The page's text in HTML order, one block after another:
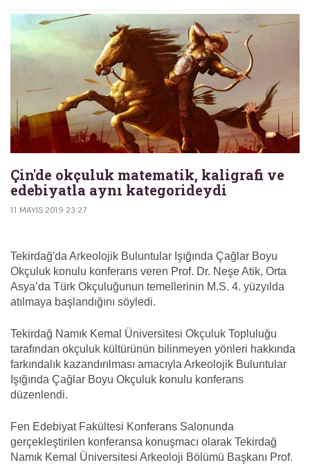
Çin'de okçuluk matematik, kaligrafi ve
edebiyatla aynı kategorideydi
11 MAYIS 2019 23:27
Tekirdağ'da Arkeolojik Buluntular Işığında Çağlar Boyu
Okçuluk konulu konferans veren Prof. Dr. Neşe Atik, Orta
Asya’da Türk Okçuluğunun temellerinin M.S. 4. yüzyılda
atılmaya başlandığını söyledi.
Tekirdağ Namık Kemal Üniversitesi Okçuluk Topluluğu
tarafından okçuluk kültürünün bilinmeyen yönleri hakkında
farkındalık kazandırılması amacıyla Arkeolojik Buluntular
Işığında Çağlar Boyu Okçuluk konulu konferans
düzenlendi.
Fen Edebiyat Fakültesi Konferans Salonunda
gerçekleştirilen konferansa konuşmacı olarak Tekirdağ
Namık Kemal Üniversitesi Arkeoloji Bölümü Başkanı Prof.